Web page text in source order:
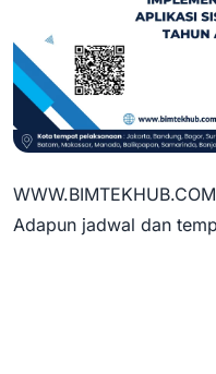
WWW.BIMTEKHUB.COM
Adapun jadwal dan